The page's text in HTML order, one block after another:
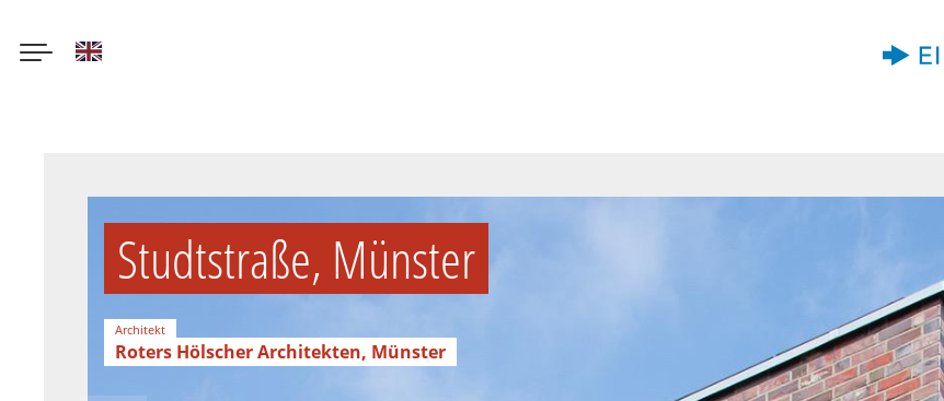
Studtstraße, Münster
Architekt
Roters Hölscher Architekten, Münster